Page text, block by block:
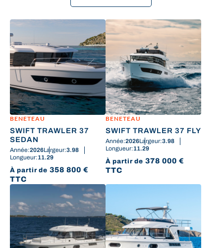
BENETEAU
SWIFT TRAWLER 37
SEDAN
Année:2026Largeur:3.98
Longueur:11.29
À partir de 358 800 €
TTC
BENETEAU
SWIFT TRAWLER 37 FLY
Année:2026Largeur:3.98
Longueur:11.29
À partir de 378 000 €
TTC